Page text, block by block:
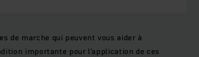
de marche qui peuvent vous aider à
importante pour l'application de ces